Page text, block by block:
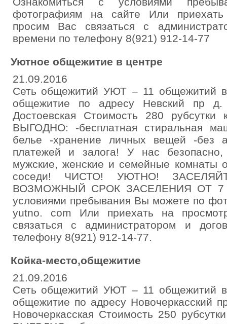
фотографиям на сайте Или
просим Вас связаться с
времени по телефону 8(921) 912-14-77
Уютное общежитие в центре
21.09.2016
Сеть общежитий УЮТ – 11 общежитий
общежитие по адресу Невский пр
Достоевская Стоимость 280
ВЫГОДНО: -бесплатная стиральная
белье -хранение личных вещей -без
платежей и залога! У нас
мужские, женские и семейные комнаты
соседи! ЧИСТО! УЮТНО!
ВОЗМОЖНЫЙ СРОК ЗАСЕЛЕНИЯ ОТ 7
условиями пребывания Вы можете по
yutno. com Или приехать на
связаться с администратором и
телефону 8(921) 912-14-77.
Койка-место,общежитие
21.09.2016
Сеть общежитий УЮТ – 11 общежитий
общежитие по адресу Новочеркасский
Новочеркасская Стоимость 250